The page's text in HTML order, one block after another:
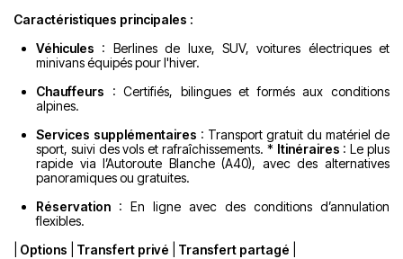
Caractéristiques principales :
Véhicules : Berlines de luxe, SUV, voitures électriques et
minivans équipés pour l'hiver.
Chauffeurs : Certifiés, bilingues et formés aux conditions
alpines.
Services supplémentaires : Transport gratuit du matériel de
sport, suivi des vols et rafraîchissements. * Itinéraires : Le plus
rapide via l’Autoroute Blanche (A40), avec des alternatives
panoramiques ou gratuites.
Réservation : En ligne avec des conditions d’annulation
flexibles.
Options Transfert privé Transfert partagé